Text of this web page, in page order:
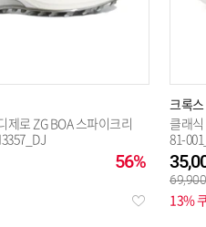
제로 ZG BOA 스파이크리
56%
크록스
클래
81-
69,900
13%